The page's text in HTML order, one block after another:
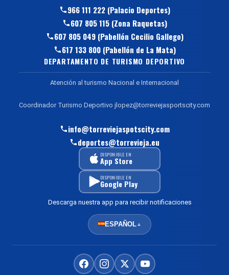
966 111 222 (Palacio Deportes)
607 805 115 (Zona Raquetas)
607 805 049 (Pabellón Cecilio Gallego)
617 133 800 (Pabellón de La Mata)
DEPARTAMENTO DE TURISMO DEPORTIVO
Atención al turismo Nacional e Internacional
Coordinador Turismo Deportivo jlopez@torreviejasportscity.com
info@torreviejaspotscity.com
deportes@torrevieja.eu
DISPONIBLE EN
App Store
DISPONIBLE EN
Google Play
Descarga nuestra app para recibir notificaciones
ESPAÑOL▲